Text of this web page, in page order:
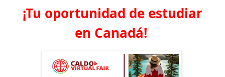
¡Tu oportunidad de estudiar
en Canadá!